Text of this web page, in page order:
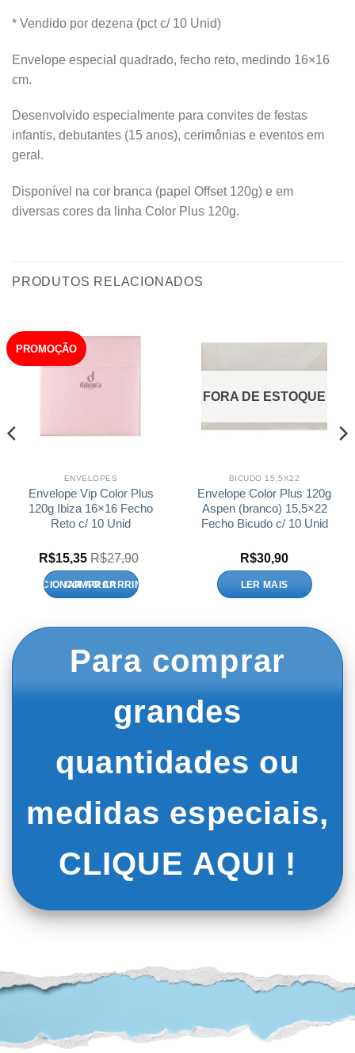
* Vendido por dezena (pct c/ 10 Unid)
Envelope especial quadrado, fecho reto, medindo 16×16
cm.
Desenvolvido especialmente para convites de festas
infantis, debutantes (15 anos), cerimônias e eventos em
geral.
Disponível na cor branca (papel Offset 120g) e em
diversas cores da linha Color Plus 120g.
PRODUTOS RELACIONADOS
PROMOÇÃO
ENVELOPES
Envelope Vip Color Plus
120g Ibiza 16×16 Fecho
Reto c/ 10 Unid
R$15,35 R$27,90
ADICIONAR AO CARRINHO
FORA DE ESTOQUE
BICUDO 15,5X22
Envelope Color Plus 120g
Aspen (branco) 15,5×22
Fecho Bicudo c/ 10 Unid
R$30,90
LER MAIS
Para comprar
grandes
quantidades ou
medidas especiais,
CLIQUE AQUI !